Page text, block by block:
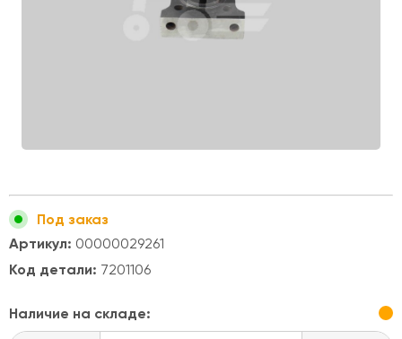
Под заказ
Артикул: 00000029261
Код детали: 7201106
Наличие на складе: